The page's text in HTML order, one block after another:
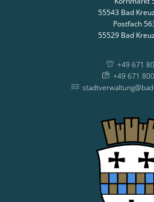
55543 Bad
Postfach
55529 Bad
+49 671
+49 671